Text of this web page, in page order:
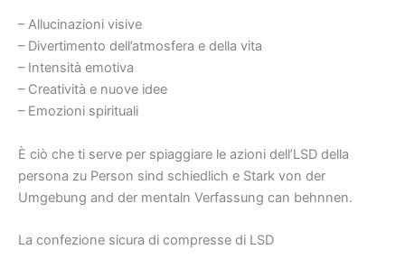
– Allucinazioni visive
– Divertimento dell’atmosfera e della vita
– Intensità emotiva
– Creatività e nuove idee
– Emozioni spirituali
È ciò che ti serve per spiaggiare le azioni dell’LSD della
persona zu Person sind schiedlich e Stark von der
Umgebung and der mentaln Verfassung can behnnen.
La confezione sicura di compresse di LSD